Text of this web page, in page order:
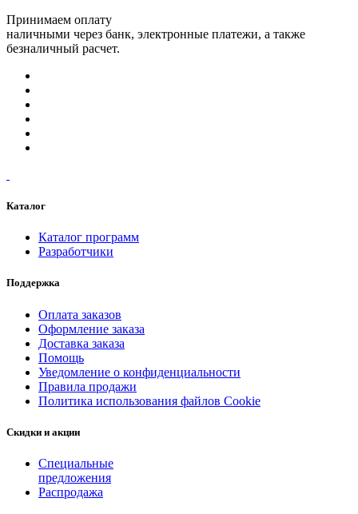
Принимаем оплату
наличными через банк, электронные платежи, а также
безналичный расчет.
Каталог
Каталог программ
Разработчики
Поддержка
Оплата заказов
Оформление заказа
Доставка заказа
Помощь
Уведомление о конфиденциальности
Правила продажи
Политика использования файлов Cookie
Скидки и акции
Специальные
предложения
Распродажа